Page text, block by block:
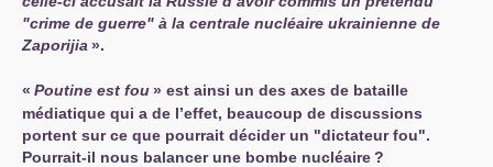
"crime de guerre" à la centrale nucléaire ukrainienne de
Zaporijia ».
« Poutine est fou» est ainsi un des axes de bataille
médiatique qui a de l’effet, beaucoup de discussions
portent sur ce que pourrait décider un "dictateur fou".
Pourrait-il nous balancer une bombe nucléaire?